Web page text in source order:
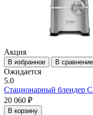
Акция
В избранное В сравнение
Ожидается
5.0
Стационарный блендер
20 060 ₽
В корзину